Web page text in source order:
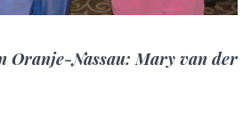
Oranje-Nassau: Mary van der